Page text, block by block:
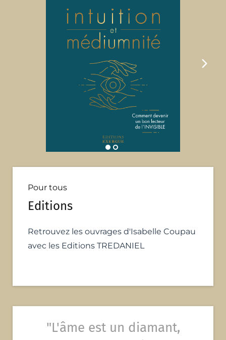
Pour tous
Editions
Retrouvez les ouvrages d'Isabelle Coupau
avec les Editions TREDANIEL
"L'âme est un diamant,